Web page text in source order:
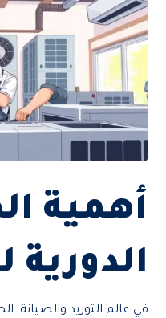
أهمية
الدورية
في عالم التوريد والصيانة،